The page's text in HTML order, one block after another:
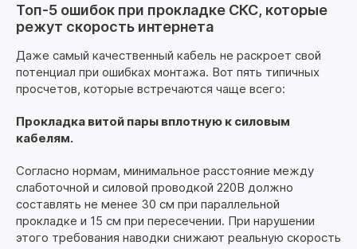
Топ-5 ошибок при прокладке СКС, которые
режут скорость интернета
Даже самый качественный кабель не раскроет свой
потенциал при ошибках монтажа. Вот пять типичных
просчетов, которые встречаются чаще всего:
Прокладка витой пары вплотную к силовым
кабелям.
Согласно нормам, минимальное расстояние между
слаботочной и силовой проводкой 220В должно
составлять не менее 30 см при параллельной
прокладке и 15 см при пересечении. При нарушении
этого требования наводки снижают реальную скорость